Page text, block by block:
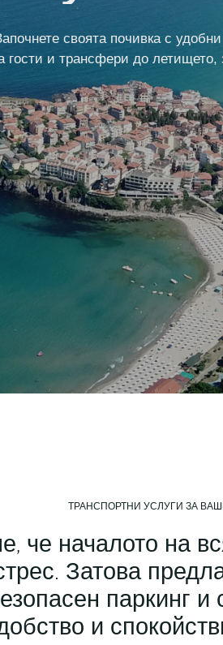
своята почивка с
гости и трансфери до
ТРАНСПОРТНИ УСЛУГИ ЗА
че началото на
Затова
паркинг и
и